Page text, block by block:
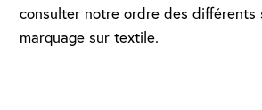
consulter notre ordre des différents
marquage sur textile.